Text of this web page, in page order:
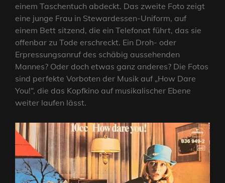
einem Taschentuch abdeckt. Das zweite Foto zeigt
eine junge Frau in Stewardessen-Uniform, auf
einem Bett sitzend, die ein Telefonat führt, das sie
offenbar zu Tode erschreckt. Ein Droh- oder
Erpressungsanruf des schäbig aussehenden
Mannes? Oder doch etwas ganz anderes? Die Fotos
sind perfekte Vorboten der Musik auf „How Dare
You!“, die das Kopfkino auf musikalischer Ebene
weiter laufen lässt.